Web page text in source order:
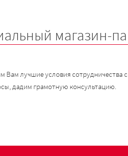
магазин-
лучшие условия сотрудничества
дадим грамотную консультацию.